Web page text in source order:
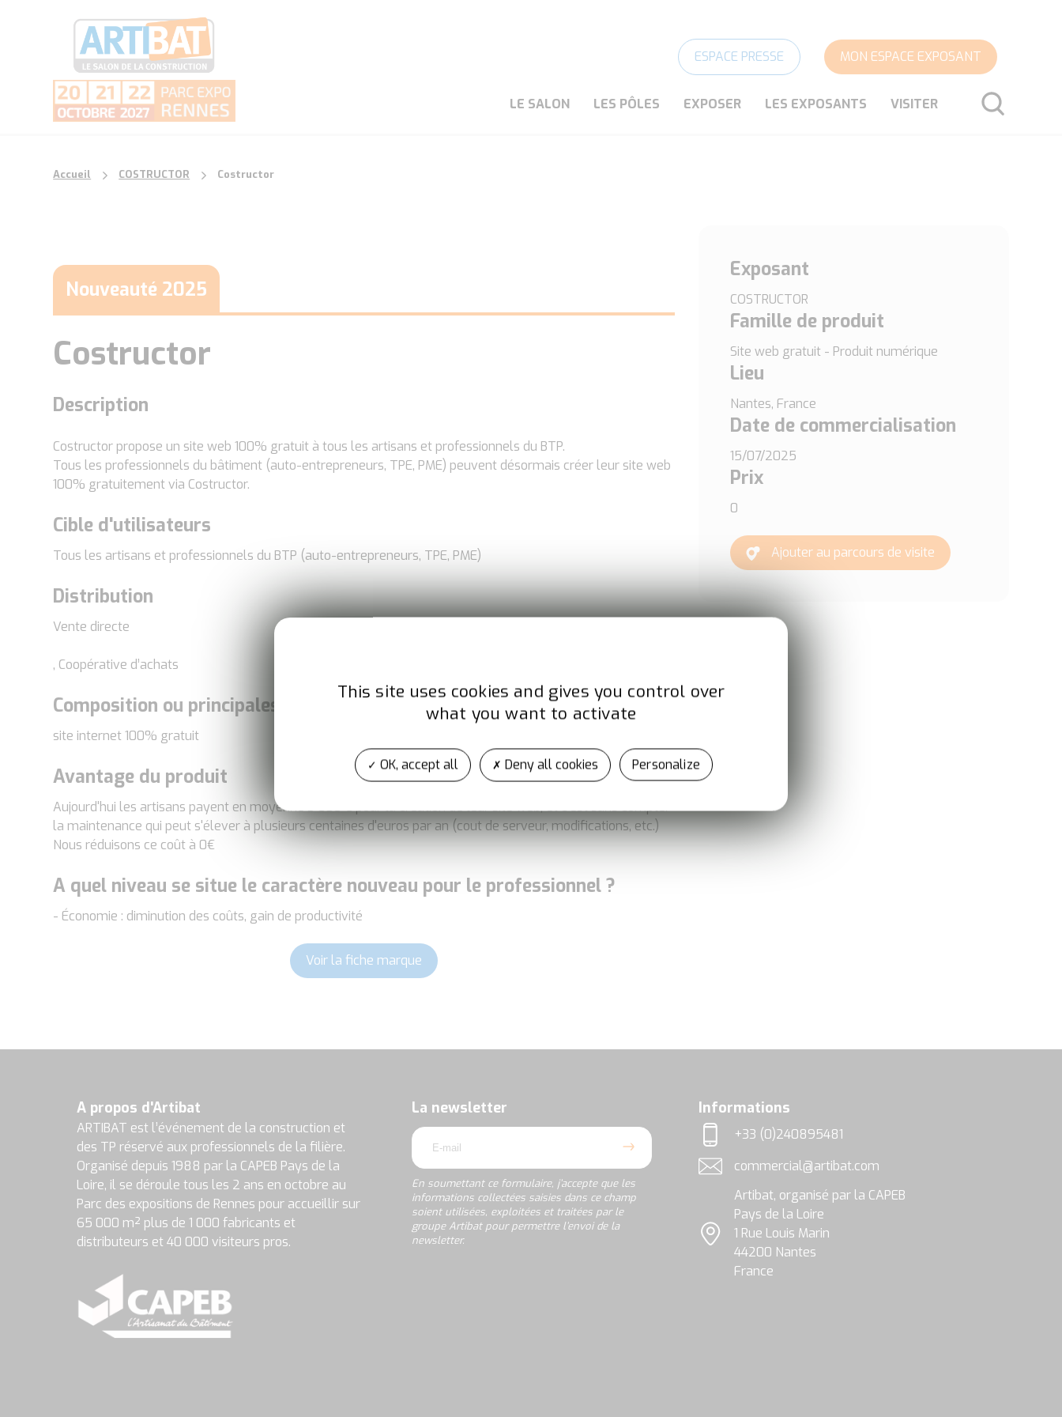
ESPACE PRESSE MON ESPACE EXPOSANT
LE SALON LES PÔLES EXPOSER LES EXPOSANTS VISITER RECHERCHER
Accueil COSTRUCTOR Costructor
Nouveauté 2025
Costructor
Description
Costructor propose un site web 100% gratuit à tous les artisans et professionnels du BTP.
Tous les professionnels du bâtiment (auto-entrepreneurs, TPE, PME) peuvent désormais créer leur site web
100% gratuitement via Costructor.
Cible d'utilisateurs
Tous les artisans et professionnels du BTP (auto-entrepreneurs, TPE, PME)
Distribution
Vente directe
, Coopérative d’achats
Composition ou principales caractéristiques techniques
site internet 100% gratuit
Avantage du produit
Aujourd'hui les artisans payent en moyenne 3 000 € pour la création de leur site web, et c'est sans compter
la maintenance qui peut s'élever à plusieurs centaines d'euros par an (cout de serveur, modifications, etc.)
Nous réduisons ce coût à 0€
A quel niveau se situe le caractère nouveau pour le professionnel ?
- Économie : diminution des coûts, gain de productivité
Voir la fiche marque
Exposant
COSTRUCTOR
Famille de produit
Site web gratuit - Produit numérique
Lieu
Nantes, France
Date de commercialisation
15/07/2025
Prix
0
Ajouter au parcours de visite
A propos d'Artibat
ARTIBAT est l’événement de la construction et
des TP réservé aux professionnels de la filière.
Organisé depuis 1988 par la CAPEB Pays de la
Loire, il se déroule tous les 2 ans en octobre au
Parc des expositions de Rennes pour accueillir sur
65 000 m² plus de 1 000 fabricants et
distributeurs et 40 000 visiteurs pros.
La newsletter
email
En soumettant ce formulaire, j’accepte que les
informations collectées saisies dans ce champ
soient utilisées, exploitées et traitées par le
groupe Artibat pour permettre l’envoi de la
newsletter.
formulaire,
que
les
saisies
dans
ce
champ
soient
Informations
Téléphone
+33 (0)240895481
Adresse email
commercial@artibat.com
Localisation
Artibat, organisé par la CAPEB
Pays de la Loire
1 Rue Louis Marin
44200 Nantes
France
This site uses cookies and gives you control over
what you want to activate
OK, accept all Deny all cookies Personalize